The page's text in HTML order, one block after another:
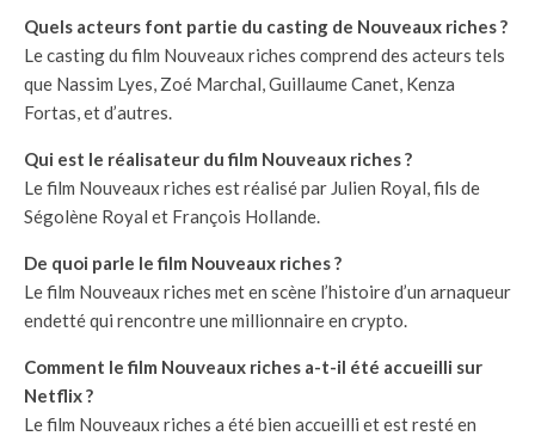
Quels acteurs font partie du casting de Nouveaux riches ?
Le casting du film Nouveaux riches comprend des acteurs tels
que Nassim Lyes, Zoé Marchal, Guillaume Canet, Kenza
Fortas, et d’autres.
Qui est le réalisateur du film Nouveaux riches ?
Le film Nouveaux riches est réalisé par Julien Royal, fils de
Ségolène Royal et François Hollande.
De quoi parle le film Nouveaux riches ?
Le film Nouveaux riches met en scène l’histoire d’un arnaqueur
endetté qui rencontre une millionnaire en crypto.
Comment le film Nouveaux riches a-t-il été accueilli sur
Netflix ?
Le film Nouveaux riches a été bien accueilli et est resté en